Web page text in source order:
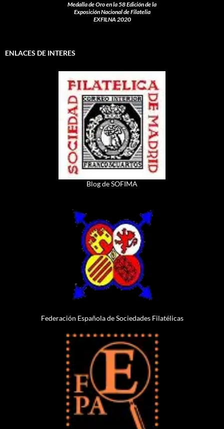
Medalla de Oro en la 58 Edición de la
Exposición Nacional de Filatelia
EXFILNA 2020
ENLACES DE INTERES
Blog de SOFIMA
Federación Española de Sociedades Filatélicas